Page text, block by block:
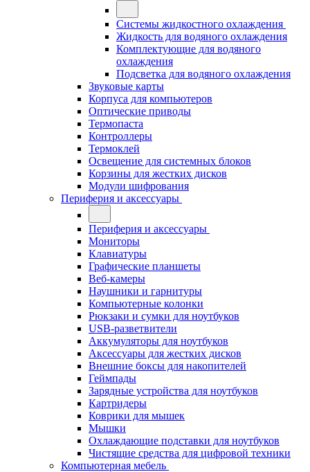
Системы жидкостного охлаждения
Жидкость для водяного охлаждения
Комплектующие для водяного
охлаждения
Подсветка для водяного охлаждения
Звуковые карты
Корпуса для компьютеров
Оптические приводы
Термопаста
Контроллеры
Термоклей
Освещение для системных блоков
Корзины для жестких дисков
Модули шифрования
Периферия и аксессуары
Периферия и аксессуары
Мониторы
Клавиатуры
Графические планшеты
Веб-камеры
Наушники и гарнитуры
Компьютерные колонки
Рюкзаки и сумки для ноутбуков
USB-разветвители
Аккумуляторы для ноутбуков
Аксессуары для жестких дисков
Внешние боксы для накопителей
Геймпады
Зарядные устройства для ноутбуков
Картридеры
Коврики для мышек
Мышки
Охлаждающие подставки для ноутбуков
Чистящие средства для цифровой техники
Компьютерная мебель